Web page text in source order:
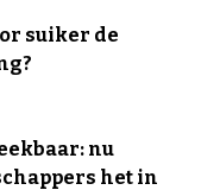
suiker de
nu
het in